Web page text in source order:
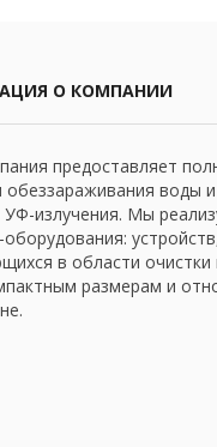
О КОМПАНИИ
предоставляет
обеззараживания воды и
излучения. Мы
в области очистки
размерам и